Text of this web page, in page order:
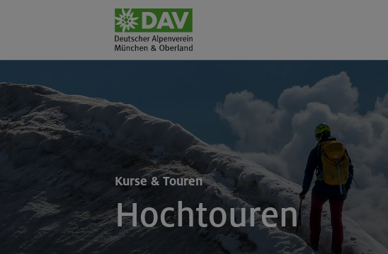
Hochtouren
Kurse & Touren